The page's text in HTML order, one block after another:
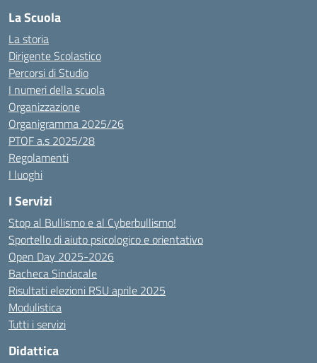
La Scuola
La storia
Dirigente Scolastico
Percorsi di Studio
I numeri della scuola
Organizzazione
Organigramma 2025/26
PTOF a.s 2025/28
Regolamenti
I luoghi
I Servizi
Stop al Bullismo e al Cyberbullismo!
Sportello di aiuto psicologico e orientativo
Open Day 2025-2026
Bacheca Sindacale
Risultati elezioni RSU aprile 2025
Modulistica
Tutti i servizi
Didattica